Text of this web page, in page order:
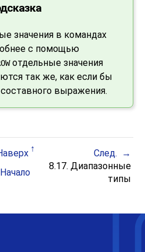
значения в командах
с помощью
отдельные значения
так же, как если бы
выражения.
След.
Начало
8.17. Диапазонные
типы